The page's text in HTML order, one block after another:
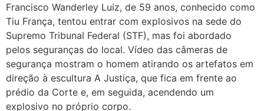
Francisco Wanderley Luiz, de 59 anos, conhecido como
Tiu França, tentou entrar com explosivos na sede do
Supremo Tribunal Federal (STF), mas foi abordado
pelos seguranças do local. Vídeo das câmeras de
segurança mostram o homem atirando os artefatos em
direção à escultura A Justiça, que fica em frente ao
prédio da Corte e, em seguida, acendendo um
explosivo no próprio corpo.